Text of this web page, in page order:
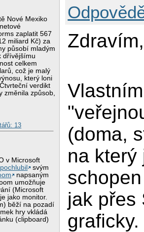
Nové Mexiko
zaplatit 567
miliard Kč) za
působí mladým
dřívějšímu
celkem
což je malý
který loni
verdikt
změnila způsob,
13
v Microsoft
svým
napsaným
umožňuje
(Microsoft
jako monitor.
běží na pozadí
hry vkládá
(clipboard)
Zdravím,
(doma,
na který
jak přes
graficky.